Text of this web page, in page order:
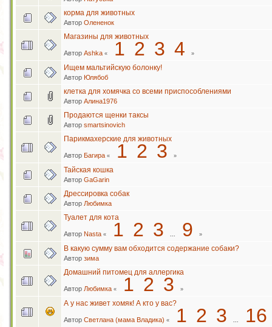
корма для животных
Автор Олененок
Магазины для животных
Автор Ashka « 1 2 3 4 »
Ищем мальтийскую болонку!
Автор Юлябоб
клетка для хомячка со всеми приспособлениями
Автор Алина1976
Продаются щенки таксы
Автор smartsinovich
Парикмахерские для животных
Автор Багира « 1 2 3 »
Тайская кошка
Автор GaGarin
Дрессировка собак
Автор Любимка
Туалет для кота
Автор Nasta « 1 2 3 9 »
В какую сумму вам обходится содержание собаки?
Автор зима
Домашний питомец для аллергика
Автор Любимка « 1 2 3 »
А у нас живет хомяк! А кто у вас?
Автор Светлана (мама Владика) « 1 2 3 16